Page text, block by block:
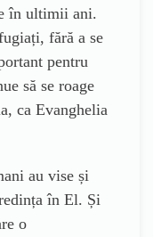
în ultimii ani.
fără a se
pentru
să se roage
ca Evanghelia
au vise și
în El. Și
o